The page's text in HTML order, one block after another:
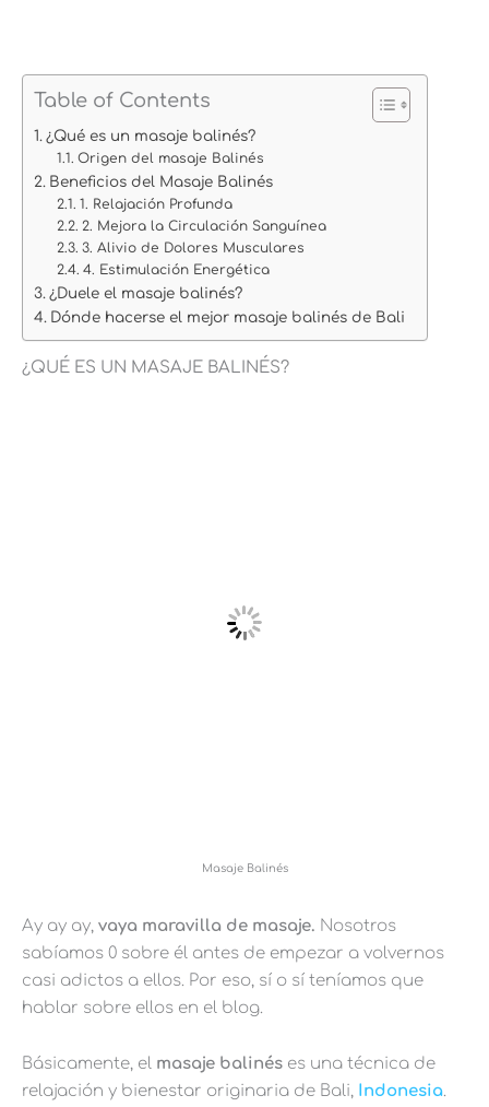
Table of Contents
¿Qué es un masaje balinés?
Origen del masaje Balinés
Beneficios del Masaje Balinés
1. Relajación Profunda
2. Mejora la Circulación Sanguínea
3. Alivio de Dolores Musculares
4. Estimulación Energética
¿Duele el masaje balinés?
Dónde hacerse el mejor masaje balinés de Bali
¿QUÉ ES UN MASAJE BALINÉS?
Masaje Balinés
Ay ay ay, vaya maravilla de masaje. Nosotros
sabíamos 0 sobre él antes de empezar a volvernos
casi adictos a ellos. Por eso, sí o sí teníamos que
hablar sobre ellos en el blog.
Básicamente, el masaje balinés es una técnica de
relajación y bienestar originaria de Bali, Indonesia.